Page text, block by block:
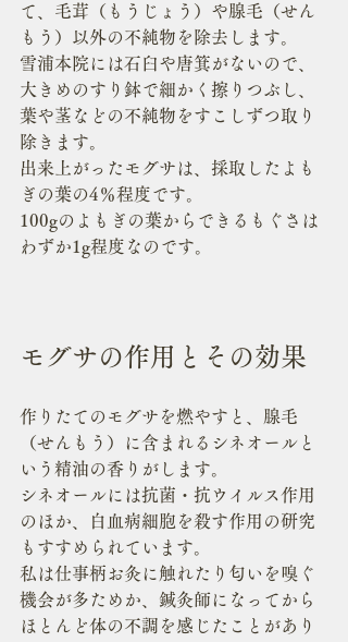
て、毛茸（もうじょう）や腺毛（せん
もう）以外の不純物を除去します。
雪浦本院には石臼や唐箕がないので、
大きめのすり鉢で細かく擦りつぶし、
葉や茎などの不純物をすこしずつ取り
除きます。
出来上がったモグサは、採取したよも
ぎの葉の4％程度です。
100gのよもぎの葉からできるもぐさは
わずか1g程度なのです。
モグサの作用とその効果
作りたてのモグサを燃やすと、腺毛
（せんもう）に含まれるシネオールと
いう精油の香りがします。
シネオールには抗菌・抗ウイルス作用
のほか、白血病細胞を殺す作用の研究
もすすめられています。
私は仕事柄お灸に触れたり匂いを嗅ぐ
機会が多ためか、鍼灸師になってから
ほとんど体の不調を感じたことがあり